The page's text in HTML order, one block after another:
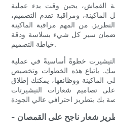
القماش، يحين وقت بدء عملية
ومراقبة تقدم التصميم،
من المهم مراقبة الماكينة
سير كل شيء بسلاسة ودقة
خياطة التصميم.
خطوةً أساسيةً في عملية
باتباع هذه الخطوات وتخصيص
الماكينة ووظائفها، يمكنك إطلاق
على تصاميم شعارات التيشيرتات
شعار ناجح على القمصان